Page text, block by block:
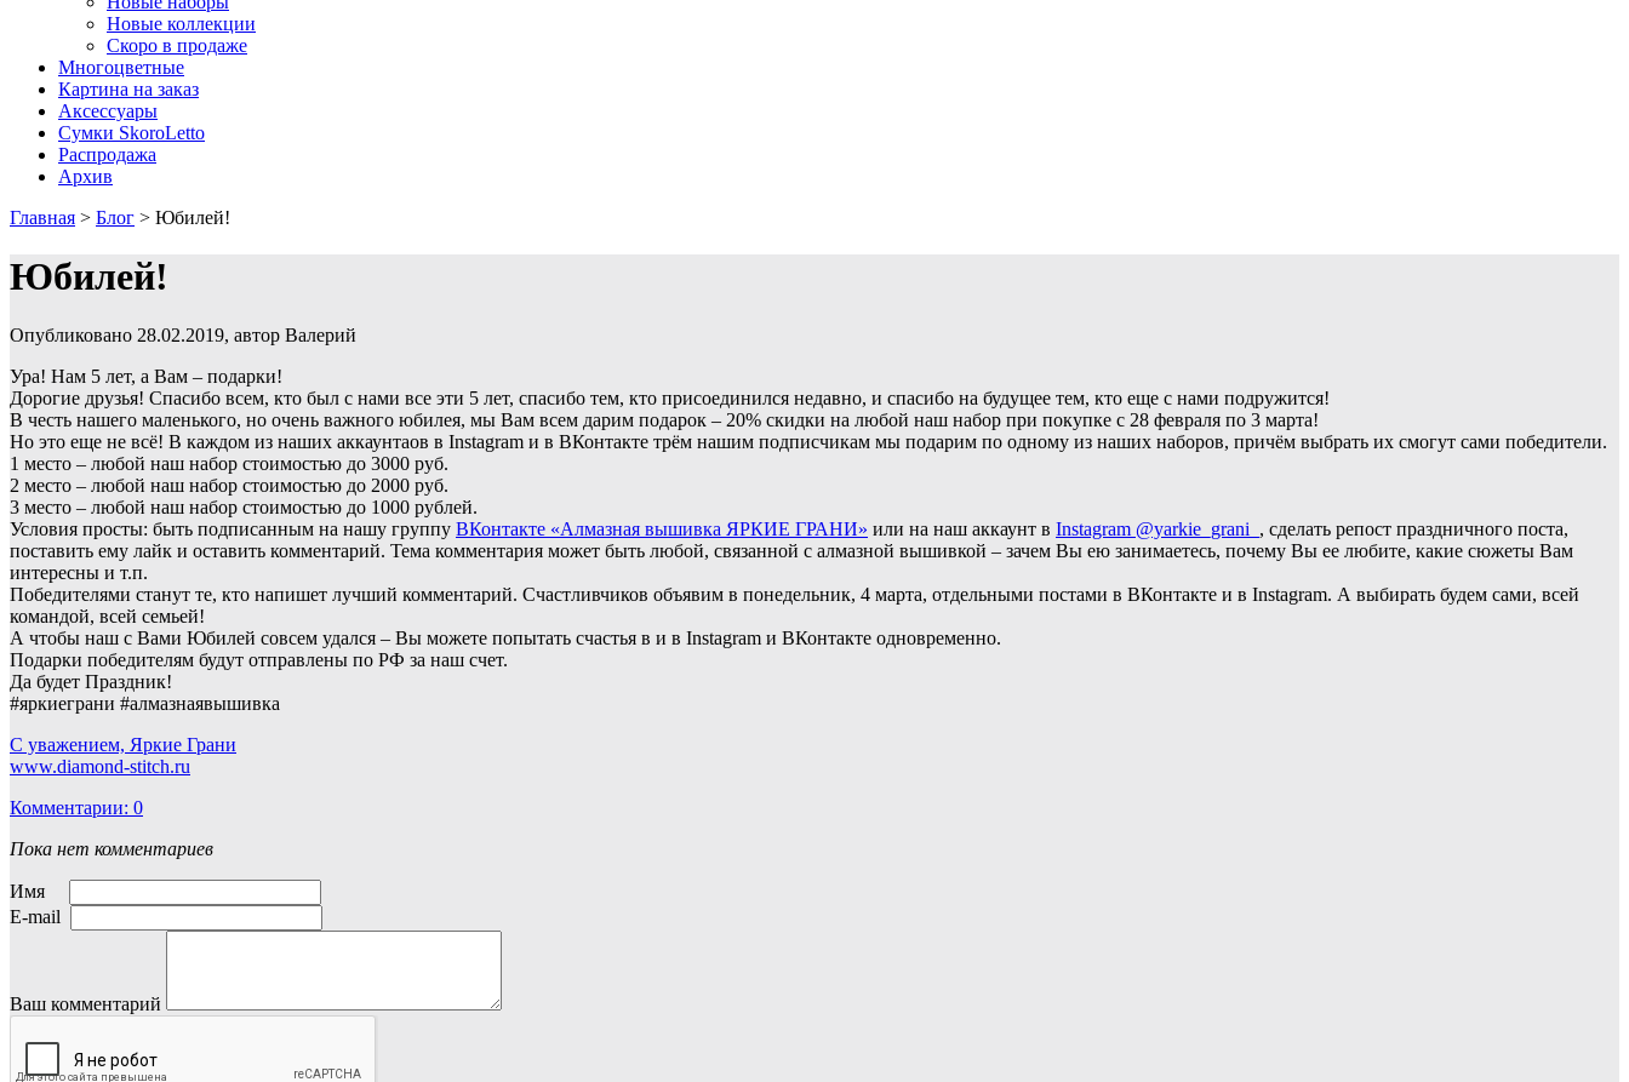
Новые коллекции
Скоро в продаже
Многоцветные
Картина на заказ
Аксессуары
Сумки SkoroLetto
Распродажа
Архив
Главная > Блог > Юбилей!
Юбилей!
Опубликовано 28.02.2019, автор Валерий
Ура! Нам 5 лет, а Вам – подарки!
Дорогие друзья! Спасибо всем, кто был с нами все эти 5 лет, спасибо тем, кто присоединился недавно, и спасибо на будущее тем, кто еще с нами подружится!
В честь нашего маленького, но очень важного юбилея, мы Вам всем дарим подарок – 20% скидки на любой наш набор при покупке с 28 февраля по 3 марта!
Но это еще не всё! В каждом из наших аккаунтаов в Instagram и в ВКонтакте трём нашим подписчикам мы подарим по одному из наших наборов, причём выбрать их смогут сами победители.
1 место – любой наш набор стоимостью до 3000 руб.
2 место – любой наш набор стоимостью до 2000 руб.
3 место – любой наш набор стоимостью до 1000 рублей.
Условия просты: быть подписанным на нашу группу ВКонтакте «Алмазная вышивка ЯРКИЕ ГРАНИ» или на наш аккаунт в Instagram @yarkie_grani_ , сделать репост праздничного поста,
поставить ему лайк и оставить комментарий. Тема комментария может быть любой, связанной с алмазной вышивкой – зачем Вы ею занимаетесь, почему Вы ее любите, какие сюжеты Вам
интересны и т.п.
Победителями станут те, кто напишет лучший комментарий. Счастливчиков объявим в понедельник, 4 марта, отдельными постами в ВКонтакте и в Instagram. А выбирать будем сами, всей
командой, всей семьей!
А чтобы наш с Вами Юбилей совсем удался – Вы можете попытать счастья в и в Instagram и ВКонтакте одновременно.
Подарки победителям будут отправлены по РФ за наш счет.
Да будет Праздник!
#яркиеграни #алмазнаявышивка
С уважением, Яркие Грани
www.diamond-stitch.ru
Комментарии: 0
Пока нет комментариев
Имя
E-mail
Ваш комментарий